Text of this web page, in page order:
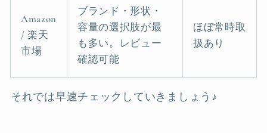
Amazon
/ 楽天
市場
ブランド・形状・
容量の選択肢が最
も多い。レビュー
確認可能
ほぼ常時取
扱あり
それでは早速チェックしていきましょう♪